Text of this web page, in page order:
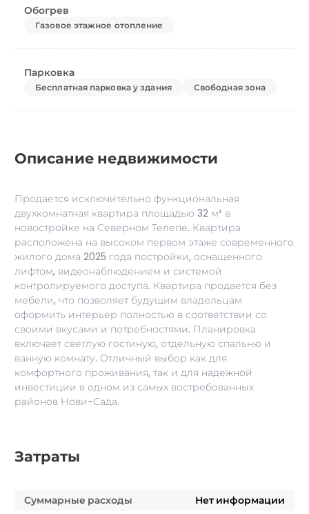
Обогрев
Газовое этажное отопление
Парковка
Бесплатная парковка у здания Свободная зона
Описание недвижимости
Продается исключительно функциональная
двухкомнатная квартира площадью 32 м² в
новостройке на Северном Телепе. Квартира
расположена на высоком первом этаже современного
жилого дома 2025 года постройки, оснащенного
лифтом, видеонаблюдением и системой
контролируемого доступа. Квартира продается без
мебели, что позволяет будущим владельцам
оформить интерьер полностью в соответствии со
своими вкусами и потребностями. Планировка
включает светлую гостиную, отдельную спальню и
ванную комнату. Отличный выбор как для
комфортного проживания, так и для надежной
инвестиции в одном из самых востребованных
районов Нови-Сада.
Затраты
Суммарные расходы Нет информации